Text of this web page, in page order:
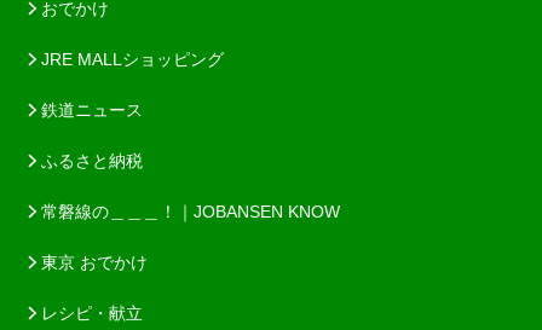
おでかけ
JRE MALLショッピング
鉄道ニュース
ふるさと納税
常磐線の＿＿＿！｜JOBANSEN KNOW
東京 おでかけ
レシピ・献立